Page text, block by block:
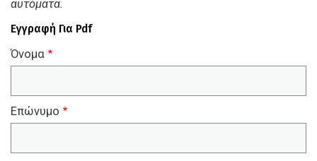
αυτόματα.
Εγγραφή Για Pdf
Όνομα
Επώνυμο